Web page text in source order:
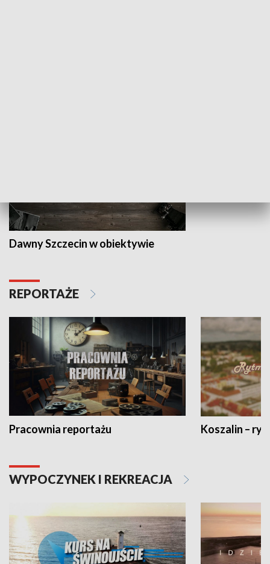
Dawny Szczecin w obiektywie
REPORTAŻE
Pracownia reportażu Koszalin –
WYPOCZYNEK I REKREACJA